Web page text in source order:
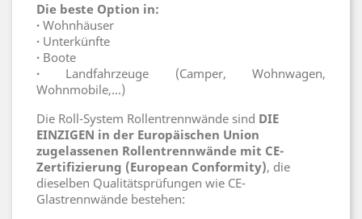
Die beste Option in:
· Wohnhäuser
· Unterkünfte
· Boote
· Landfahrzeuge (Camper, Wohnwagen,
Wohnmobile,...)
Die Roll-System Rollentrennwände sind DIE
EINZIGEN in der Europäischen Union
zugelassenen Rollentrennwände mit CE-
Zertifizierung (European Conformity), die
dieselben Qualitätsprüfungen wie CE-
Glastrennwände bestehen: